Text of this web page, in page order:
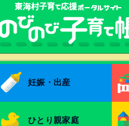
妊娠・出産
ひとり親家庭